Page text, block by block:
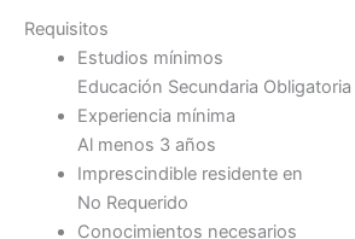
Requisitos
Estudios mínimos
Educación Secundaria Obligatoria
Experiencia mínima
Al menos 3 años
Imprescindible residente en
No Requerido
Conocimientos necesarios